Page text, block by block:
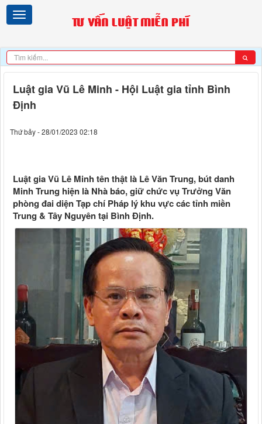
Luật gia Vũ Lê Minh - Hội Luật gia tỉnh Bình
Định
Thứ bảy - 28/01/2023 02:18
Luật gia Vũ Lê Minh tên thật là Lê Văn Trung, bút danh
Minh Trung hiện là Nhà báo, giữ chức vụ Trưởng Văn
phòng đai diện Tạp chí Pháp lý khu vực các tỉnh miền
Trung & Tây Nguyên tại Bình Định.